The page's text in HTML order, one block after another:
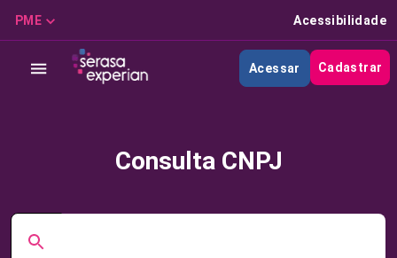
PME Acessibilidade
Acessar Cadastrar
Consulta CNPJ